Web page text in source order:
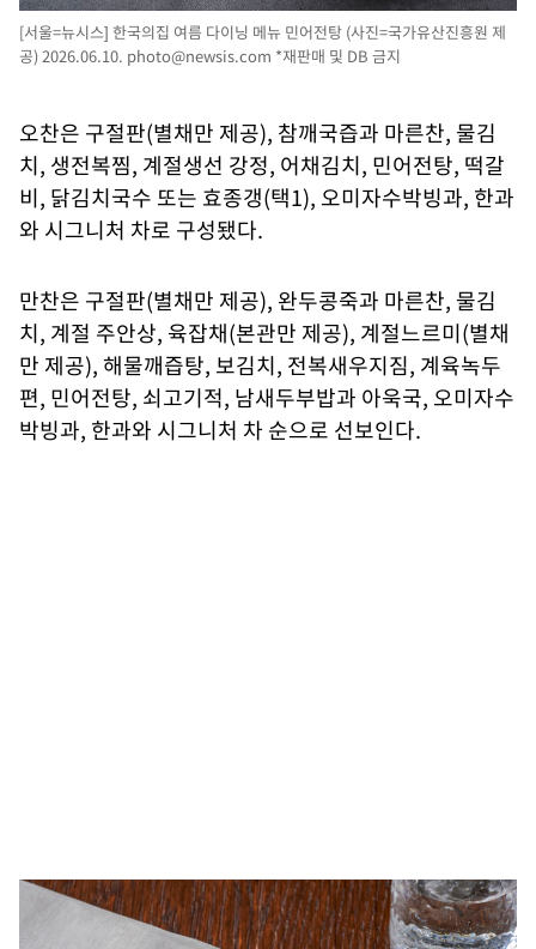
[서울=뉴시스] 한국의집 여름 다이닝 메뉴 민어전탕 (사진=국가유산진흥원 제
공) 2026.06.10. photo@newsis.com *재판매 및 DB 금지
오찬은 구절판(별채만 제공), 참깨국즙과 마른찬, 물김
치, 생전복찜, 계절생선 강정, 어채김치, 민어전탕, 떡갈
비, 닭김치국수 또는 효종갱(택1), 오미자수박빙과, 한과
와 시그니처 차로 구성됐다.
만찬은 구절판(별채만 제공), 완두콩죽과 마른찬, 물김
치, 계절 주안상, 육잡채(본관만 제공), 계절느르미(별채
만 제공), 해물깨즙탕, 보김치, 전복새우지짐, 계육녹두
편, 민어전탕, 쇠고기적, 남새두부밥과 아욱국, 오미자수
박빙과, 한과와 시그니처 차 순으로 선보인다.